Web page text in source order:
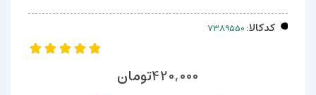
کدکالا:
420,000تومان